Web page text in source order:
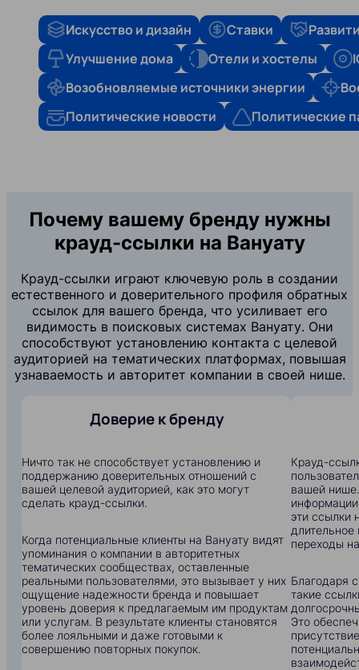
Искусство и дизайн Ставки
Улучшение дома
Отели и хостелы
Возобновляемые источники энергии
Политические новости
Политические
Почему вашему бренду нужны
крауд-ссылки на Вануату
Крауд-ссылки играют ключевую роль в создании
естественного и доверительного профиля обратных
ссылок для вашего бренда, что усиливает его
видимость в поисковых системах Вануату. Они
способствуют установлению контакта с целевой
аудиторией на тематических платформах, повышая
узнаваемость и авторитет компании в своей нише.
Доверие к бренду
Ничто так не способствует установлению и
поддержанию доверительных отношений с
вашей целевой аудиторией, как это могут
сделать крауд-ссылки.
Когда потенциальные клиенты на Вануату видят
упоминания о компании в авторитетных
тематических сообществах, оставленные
реальными пользователями, это вызывает у них
ощущение надежности бренда и повышает
уровень доверия к предлагаемым им продуктам
или услугам. В результате клиенты становятся
более лояльными и даже готовыми к
совершению повторных покупок.
Крауд-
вашей
эти ссылки
переходы
Благодаря
такие
Это